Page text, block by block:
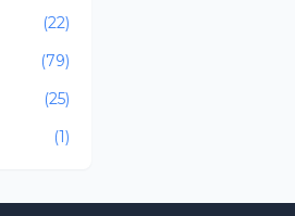
(22)
(79)
(25)
(1)